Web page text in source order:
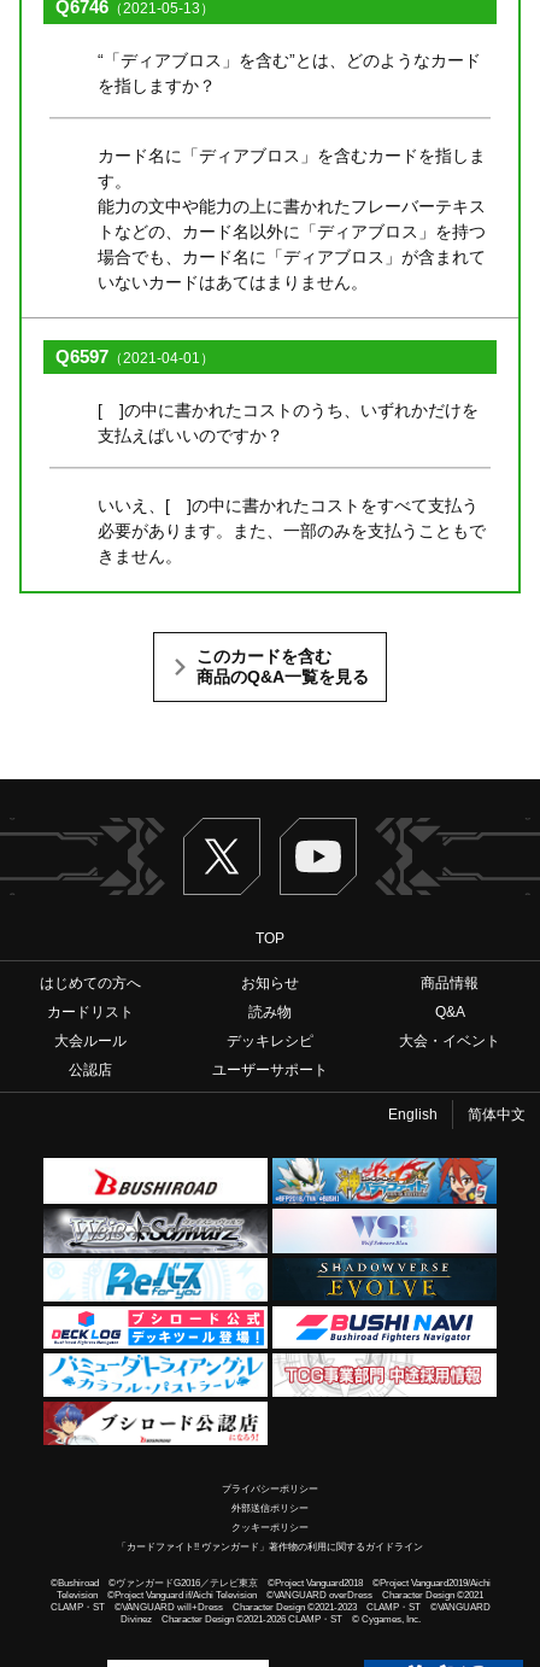
Q6746 （2021-05-13）
“「ディアブロス」を含む”とは、どのようなカード
を指しますか？
カード名に「ディアブロス」を含むカードを指しま
す。
能力の文中や能力の上に書かれたフレーバーテキス
トなどの、カード名以外に「ディアブロス」を持つ
場合でも、カード名に「ディアブロス」が含まれて
いないカードはあてはまりません。
Q6597 （2021-04-01）
[ ]の中に書かれたコストのうち、いずれかだけを
支払えばいいのですか？
いいえ、[ ]の中に書かれたコストをすべて支払う
必要があります。また、一部のみを支払うこともで
きません。
このカードを含む
商品のQ&A一覧を見る
Twitter ヴァンガードch
TOP
はじめての方へ お知らせ
商品情報
カードリスト
読み物
Q&A
大会ルール
デッキレシピ
大会・イベント
公認店
ユーザーサポート
English 简体中文
プライバシーポリシー
外部送信ポリシー
クッキーポリシー
「カードファイト!! ヴァンガード」著作物の利用に関するガイドライン
©Bushiroad ©ヴァンガードG2016／テレビ東京 ©Project Vanguard2018 ©Project Vanguard2019/Aichi
Television ©Project Vanguard if/Aichi Television ©VANGUARD overDress Character Design ©2021
CLAMP・ST ©VANGUARD will+Dress Character Design ©2021-2023 CLAMP・ST ©VANGUARD
Divinez Character Design ©2021-2026 CLAMP・ST © Cygames, Inc.